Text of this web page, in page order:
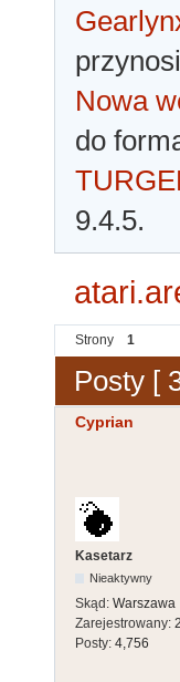
Nowa
do
9.4.5.
Strony 1
Posty [
Cyprian
Kasetarz
Nieaktywny
Skąd: Warszawa
Zarejestrowany:
Posty: 4,756